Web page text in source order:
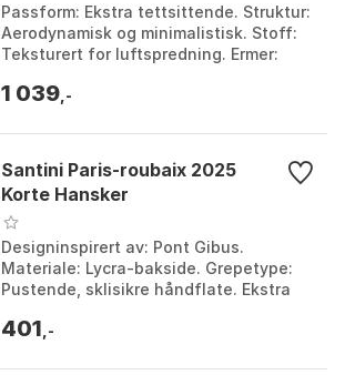
Passform: Ekstra tettsittende. Struktur:
Aerodynamisk og minimalistisk. Stoff:
Teksturert for luftspredning. Ermer:
Multicolor. S...
1 039 ,-
Santini Paris-roubaix 2025
Korte Hansker
Designinspirert av: Pont Gibus.
Materiale: Lycra-bakside. Grepetype:
Pustende, sklisikre håndflate. Ekstra
Farge: Print. Stø...
401 ,-